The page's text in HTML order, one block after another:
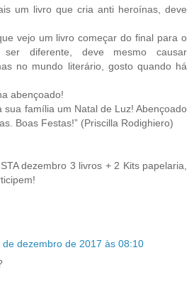
um livro que cria anti heroínas, deve
vejo um livro começar do final para o
diferente, deve mesmo causar
no mundo literário, gosto quando há
abençoado!
sua família um Natal de Luz! Abençoado
Boas Festas!” (Priscilla Rodighiero)
dezembro 3 livros + 2 Kits papelaria,
de dezembro de 2017 às 08:10